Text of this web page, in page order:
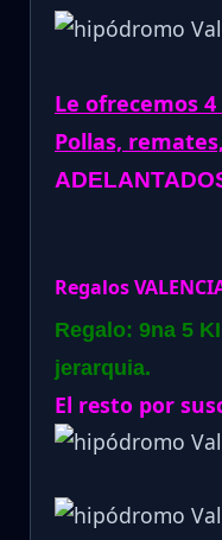
Le ofrecemos
Pollas,
Regalos
Regalo: 9na 5
jerarquia.
El resto por